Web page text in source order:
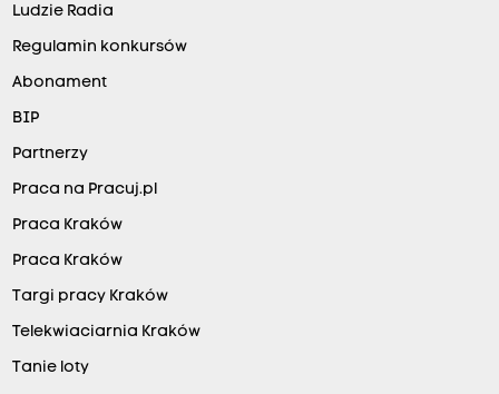
Ludzie Radia
Regulamin konkursów
Abonament
BIP
Partnerzy
Praca na Pracuj.pl
Praca Kraków
Praca Kraków
Targi pracy Kraków
Telekwiaciarnia Kraków
Tanie loty